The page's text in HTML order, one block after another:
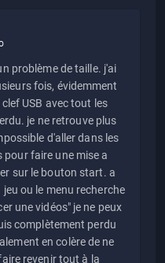
problème de taille. j'ai
fois, évidemment
USB avec tout les
je ne retrouve plus
d'aller dans les
pour faire une mise a
sur le bouton start. a
ou le menu recherche
une vidéos" je ne peux
complètement perdu
en colère de ne
revenir tout à la